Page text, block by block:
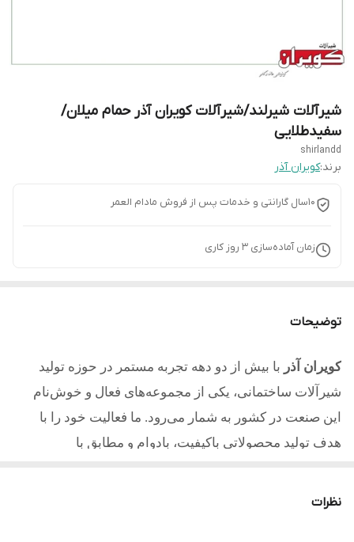
شیرآلات شیرلند/شیرآلات کویران آذر حمام میلان/
سفیدطلایی
shirlandd
برند:کویران آذر
10سال گارانتی و خدمات پس از فروش مادام العمر
زمان آماده‌سازی 3 روز کاری
توضیحات
کویران آذر با بیش از دو دهه تجربه مستمر در حوزه تولید
شیرآلات ساختمانی، یکی از مجموعه‌های فعال و خوش‌نام
این صنعت در کشور به شمار می‌رود. ما فعالیت خود را با
هدف تولید محصولاتی باکیفیت، بادوام و مطابق با
فنی و تعهد به مشتریان یکی از مطلوب ترین تولیدکنندگان در
نظرات